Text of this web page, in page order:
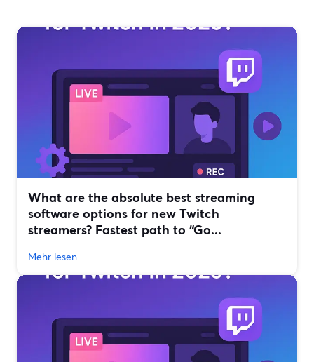
What are the absolute best streaming
software options for new Twitch
streamers? Fastest path to “Go...
Mehr lesen